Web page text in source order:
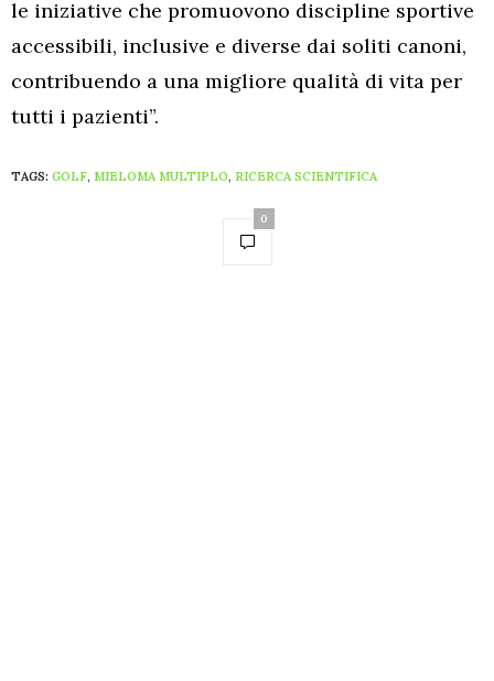
le iniziative che promuovono discipline sportive
accessibili, inclusive e diverse dai soliti canoni,
contribuendo a una migliore qualità di vita per
tutti i pazienti”.
TAGS: GOLF, MIELOMA MULTIPLO, RICERCA SCIENTIFICA
0